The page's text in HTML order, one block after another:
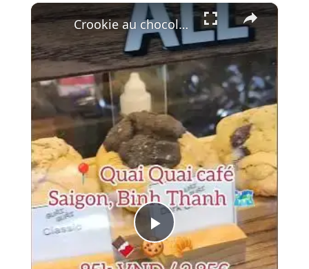
×
P
Crookie au chocolat noir chez Quai Quai Café